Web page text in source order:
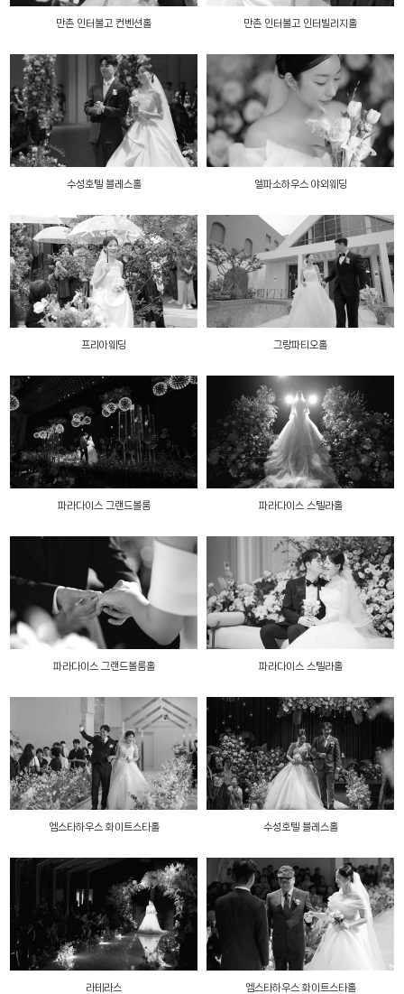
만촌 인터불고 컨벤션홀 만촌 인터불고 인터빌리지홀
수성호텔 블레스홀 엘파소하우스 야외웨딩
프리아웨딩 그랑파티오홀
파라다이스 그랜드볼룸 파라다이스 스텔라홀
파라다이스 그랜드볼룸홀 파라다이스 스텔라홀
엠스타하우스 화이트스타홀 수성호텔 블레스홀
라테라스 엠스타하우스 화이트스타홀